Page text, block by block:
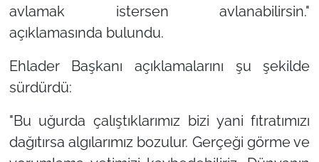
avlamak istersen avlanabilirsin."
açıklamasında bulundu.
Ehlader Başkanı açıklamalarını şu şekilde
sürdürdü:
"Bu uğurda çalıştıklarımız bizi yani fıtratımızı
dağıtırsa algılarımız bozulur. Gerçeği görme ve